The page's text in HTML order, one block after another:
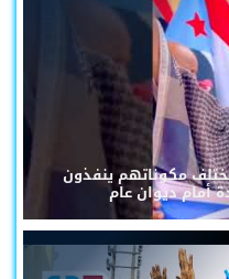
مكوناتهم ينفذون
أمام ديوان عام